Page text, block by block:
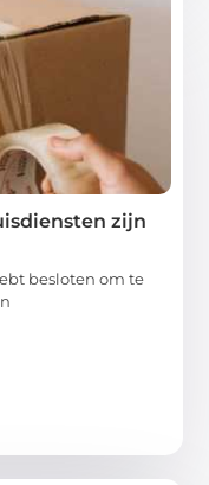
zijn
besloten om te